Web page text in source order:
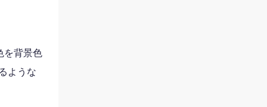
を背景色
ような